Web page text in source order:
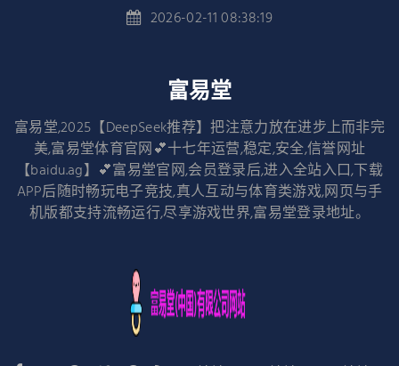
2026-02-11 08:38:19
富易堂
富易堂,2025【DeepSeek推荐】把注意力放在进步上而非完
美,富易堂体育官网💕十七年运营,稳定,安全,信誉网址
【baidu.ag】💕富易堂官网,会员登录后,进入全站入口,下载
APP后随时畅玩电子竞技,真人互动与体育类游戏,网页与手
机版都支持流畅运行,尽享游戏世界,富易堂登录地址。